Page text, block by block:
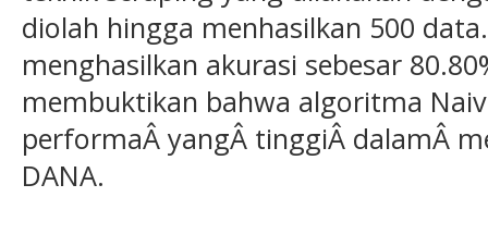
diolah hingga menhasilkan 500
menghasilkan akurasi sebesar
membuktikan bahwa algoritma
performaÂ yangÂ tinggiÂ dalamÂ
DANA.